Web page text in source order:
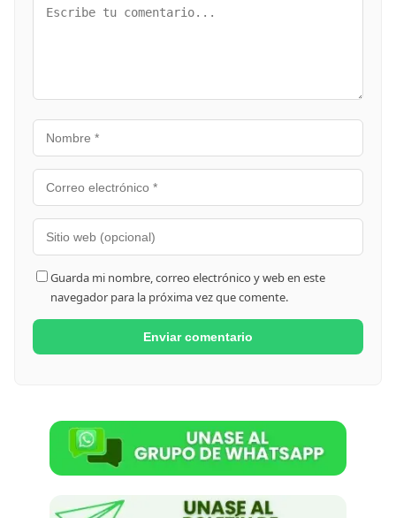
Guarda mi nombre, correo electrónico y web en este
navegador para la próxima vez que comente.